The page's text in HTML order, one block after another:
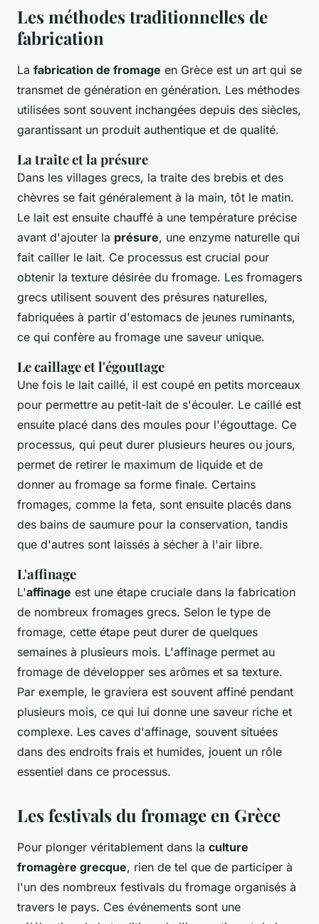
Les méthodes traditionnelles de
fabrication
La fabrication de fromage en Grèce est un art qui se
transmet de génération en génération. Les méthodes
utilisées sont souvent inchangées depuis des siècles,
garantissant un produit authentique et de qualité.
La traite et la présure
Dans les villages grecs, la traite des brebis et des
chèvres se fait généralement à la main, tôt le matin.
Le lait est ensuite chauffé à une température précise
avant d'ajouter la présure, une enzyme naturelle qui
fait cailler le lait. Ce processus est crucial pour
obtenir la texture désirée du fromage. Les fromagers
grecs utilisent souvent des présures naturelles,
fabriquées à partir d'estomacs de jeunes ruminants,
ce qui confère au fromage une saveur unique.
Le caillage et l'égouttage
Une fois le lait caillé, il est coupé en petits morceaux
pour permettre au petit-lait de s'écouler. Le caillé est
ensuite placé dans des moules pour l'égouttage. Ce
processus, qui peut durer plusieurs heures ou jours,
permet de retirer le maximum de liquide et de
donner au fromage sa forme finale. Certains
fromages, comme la feta, sont ensuite placés dans
des bains de saumure pour la conservation, tandis
que d'autres sont laissés à sécher à l'air libre.
L'affinage
L'affinage est une étape cruciale dans la fabrication
de nombreux fromages grecs. Selon le type de
fromage, cette étape peut durer de quelques
semaines à plusieurs mois. L'affinage permet au
fromage de développer ses arômes et sa texture.
Par exemple, le graviera est souvent affiné pendant
plusieurs mois, ce qui lui donne une saveur riche et
complexe. Les caves d'affinage, souvent situées
dans des endroits frais et humides, jouent un rôle
essentiel dans ce processus.
Les festivals du fromage en Grèce
Pour plonger véritablement dans la culture
fromagère grecque, rien de tel que de participer à
l'un des nombreux festivals du fromage organisés à
travers le pays. Ces événements sont une